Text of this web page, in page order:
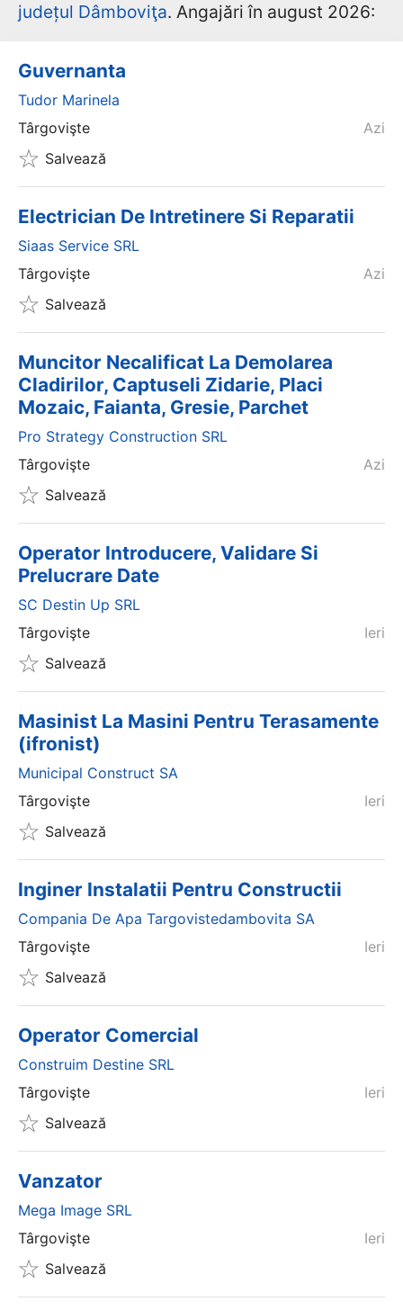
județul Dâmboviţa. Angajări în august 2026:
Guvernanta
Tudor Marinela
Azi
Târgovişte
Salvează
Electrician De Intretinere Si Reparatii
Siaas Service SRL
Azi
Târgovişte
Salvează
Muncitor Necalificat La Demolarea
Cladirilor, Captuseli Zidarie, Placi
Mozaic, Faianta, Gresie, Parchet
Pro Strategy Construction SRL
Azi
Târgovişte
Salvează
Operator Introducere, Validare Si
Prelucrare Date
SC Destin Up SRL
Ieri
Târgovişte
Salvează
Masinist La Masini Pentru Terasamente
(ifronist)
Municipal Construct SA
Ieri
Târgovişte
Salvează
Inginer Instalatii Pentru Constructii
Compania De Apa Targovistedambovita SA
Ieri
Târgovişte
Salvează
Operator Comercial
Construim Destine SRL
Ieri
Târgovişte
Salvează
Vanzator
Mega Image SRL
Ieri
Târgovişte
Salvează